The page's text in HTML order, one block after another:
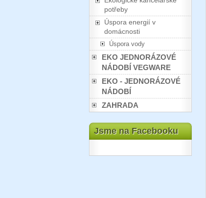
potřeby
Úspora energií v
domácnosti
Úspora vody
EKO JEDNORÁZOVÉ
NÁDOBÍ VEGWARE
EKO - JEDNORÁZOVÉ
NÁDOBÍ
ZAHRADA
Jsme na Facebooku